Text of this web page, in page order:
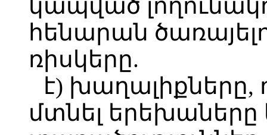
կապված
հենարան
ռիսկերը.
է) խաղալիքները,
մտնել